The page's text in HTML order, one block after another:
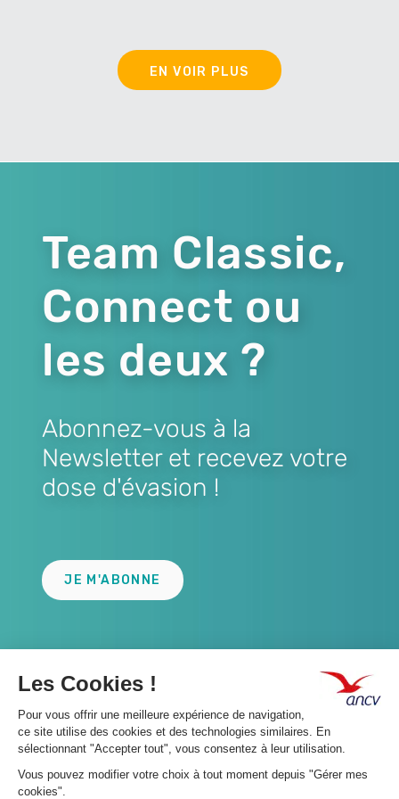
EN VOIR PLUS
Team Classic,
Connect ou
les deux ?
Abonnez-vous à la
Newsletter et recevez votre
dose d'évasion !
JE M'ABONNE